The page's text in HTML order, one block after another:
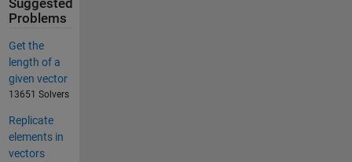
Suggested
Problems
Get the
length of a
given vector
13651 Solvers
Replicate
elements in
vectors